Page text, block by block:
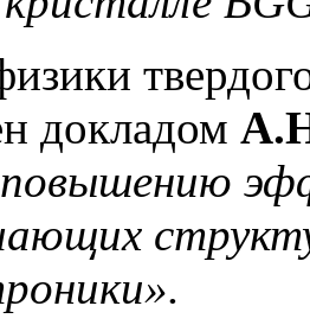
докладом